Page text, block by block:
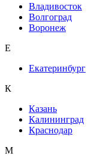
Владивосток
Волгоград
Воронеж
Е
Екатеринбург
К
Казань
Калининград
Краснодар
М